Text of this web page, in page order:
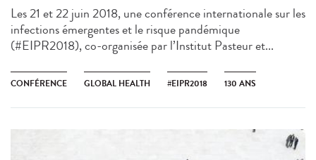
Les 21 et 22 juin 2018, une conférence internationale sur les
infections émergentes et le risque pandémique
(#EIPR2018), co-organisée par l’Institut Pasteur et...
CONFÉRENCE GLOBAL HEALTH #EIPR2018 130 ANS